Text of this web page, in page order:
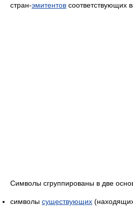
стран-эмитентов соответствующих
Символы сгруппированы в две
символы существующих